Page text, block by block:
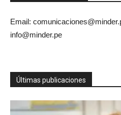
Email:
info@minder.pe
Últimas publicaciones